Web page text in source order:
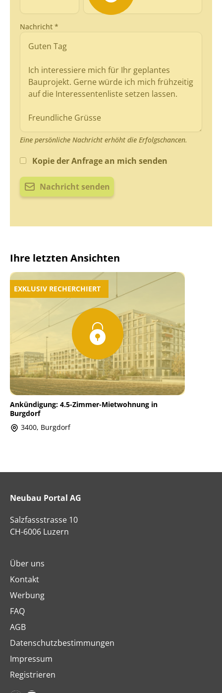
Nachricht *
Eine persönliche Nachricht erhöht die Erfolgschancen.
Kopie der Anfrage an mich senden
Nachricht senden
Ihre letzten Ansichten
EXKLUSIV RECHERCHIERT
Ankündigung: 4.5-Zimmer-Mietwohnung in
Burgdorf
3400, Burgdorf
Neubau Portal AG
Salzfassstrasse 10
CH-6006 Luzern
Über uns
Kontakt
Werbung
FAQ
AGB
Datenschutzbestimmungen
Impressum
Registrieren